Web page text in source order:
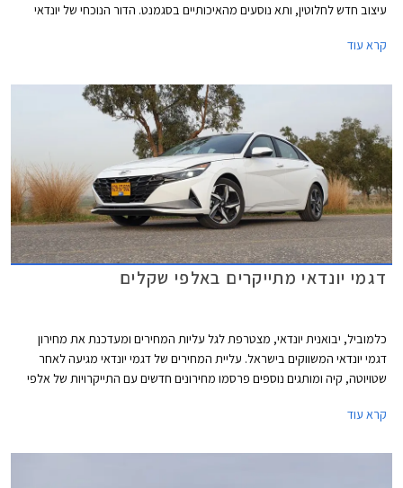
עיצוב חדש לחלוטין, ותא נוסעים מהאיכותיים בסגמנט. הדור הנוכחי של יונדאי
מרבית המתחרות נטשו את הסגמנט ואלה שנשארו בחרו בעיצוב בסגנון רכבי
קרא עוד
דגמי יונדאי מתייקרים באלפי שקלים
כלמוביל, יבואנית יונדאי, מצטרפת לגל עליות המחירים ומעדכנת את מחירון
דגמי יונדאי המשווקים בישראל. עליית המחירים של דגמי יונדאי מגיעה לאחר
שטויוטה, קיה ומותגים נוספים פרסמו מחירונים חדשים עם התייקרויות של אלפי
קרא עוד